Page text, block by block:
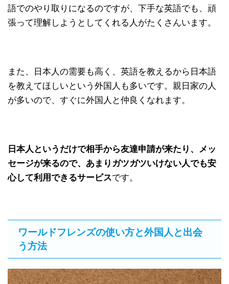
語でのやり取りになるのですが、下手な英語でも、頑
張って理解しようとしてくれる人がたくさんいます。
また、日本人の需要も高く、英語を教えるから日本語
を教えてほしいという外国人も多いです。親日家の人
が多いので、すぐに外国人と仲良くなれます。
日本人というだけで相手から友達申請が来たり、メッ
セージが来るので、あまりガツガツいけない人でも安
心して利用できるサービスです。
ワールドフレンズの使い方と外国人と出会
う方法